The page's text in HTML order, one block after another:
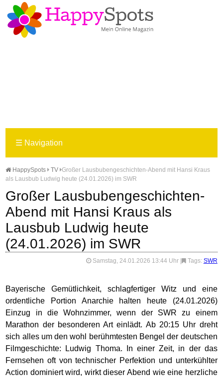
☰ Navigation
HappySpots TV Großer Lausbubengeschichten-Abend mit Hansi Kraus
als Lausbub Ludwig heute (24.01.2026) im SWR
Großer Lausbubengeschichten-
Abend mit Hansi Kraus als
Lausbub Ludwig heute
(24.01.2026) im SWR
Samstag, 24.01.2026 13:44 Uhr Tags: SWR
Bayerische Gemütlichkeit, schlagfertiger Witz und eine
ordentliche Portion Anarchie halten heute (24.01.2026)
Einzug in die Wohnzimmer, wenn der SWR zu einem
Marathon der besonderen Art einlädt. Ab 20:15 Uhr dreht
sich alles um den wohl berühmtesten Bengel der deutschen
Filmgeschichte: Ludwig Thoma. In einer Zeit, in der das
Fernsehen oft von technischer Perfektion und unterkühlter
Action dominiert wird, wirkt dieser Abend wie eine herzliche